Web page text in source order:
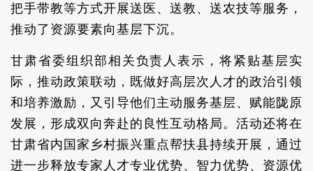
把手带教等方式开展送医、送教、送农技等服务，
推动了资源要素向基层下沉。
甘肃省委组织部相关负责人表示，将紧贴基层实
际，推动政策联动，既做好高层次人才的政治引领
和培养激励，又引导他们主动服务基层、赋能陇原
发展，形成双向奔赴的良性互动格局。活动还将在
甘肃省内国家乡村振兴重点帮扶县持续开展，通过
进一步释放专家人才专业优势、智力优势、资源优